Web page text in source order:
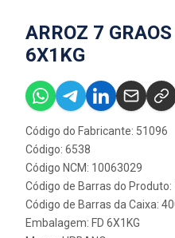
ARROZ 7
6X1KG
Código do Fabricante: 51096
Código: 6538
Código NCM: 10063029
Código de Barras do
Código de Barras da Caixa:
Embalagem: FD 6X1KG